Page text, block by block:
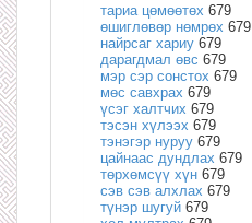
тариа цөмөөтөх 679
өшиглөвөр нөмрөх 679
найрсаг хариу 679
дарагдмал өвс 679
мэр сэр сонстох 679
мөс савхрах 679
үсэг халтчих 679
тэсэн хүлээх 679
тэнэгэр нуруу 679
цайнаас дундлах 679
төрхөмсүү хүн 679
сэв сэв алхлах 679
түнэр шугуй 679